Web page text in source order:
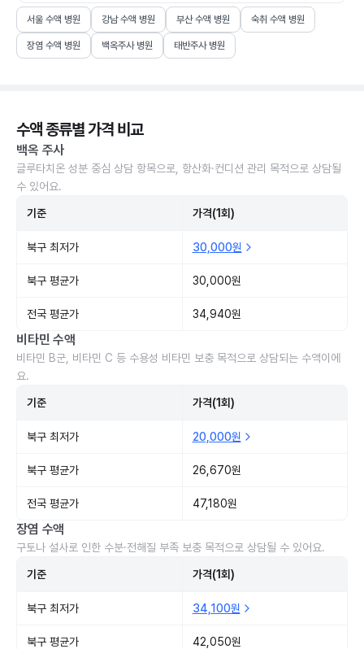
서울 수액 병원 강남 수액 병원 부산 수액 병원 숙취 수액 병원
장염 수액 병원 백옥주사 병원 태반주사 병원
수액 종류별 가격 비교
백옥 주사
글루타치온 성분 중심 상담 항목으로, 항산화·컨디션 관리 목적으로 상담될
수 있어요.
기준 가격(1회)
북구 최저가 30,000원
북구 평균가 30,000원
전국 평균가 34,940원
비타민 수액
비타민 B군, 비타민 C 등 수용성 비타민 보충 목적으로 상담되는 수액이에
요.
기준 가격(1회)
북구 최저가 20,000원
북구 평균가 26,670원
전국 평균가 47,180원
장염 수액
구토나 설사로 인한 수분·전해질 부족 보충 목적으로 상담될 수 있어요.
기준 가격(1회)
북구 최저가 34,100원
북구 평균가 42,050원